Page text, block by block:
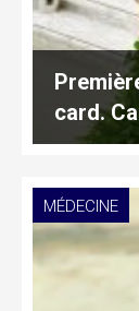
card.
MÉDECINE